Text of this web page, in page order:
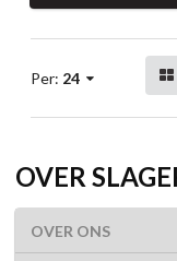
Per: 24
OVER
OVER ONS